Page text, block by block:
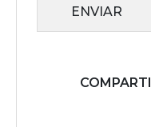
ENVIAR